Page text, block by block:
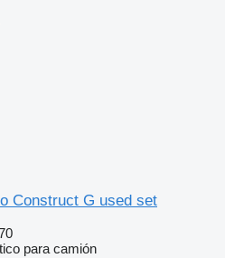
Construct G used set
para camión